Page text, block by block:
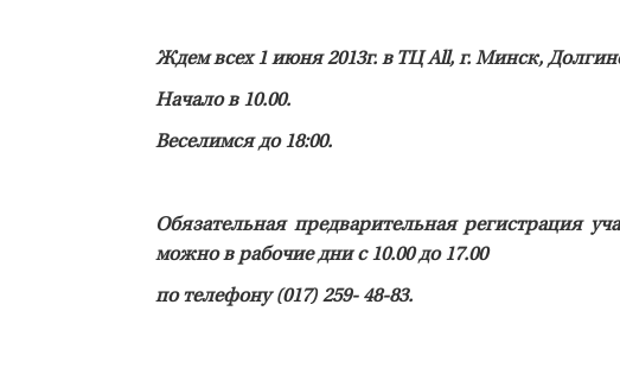
Ждем всех 1 июня 2013г. в ТЦ All, г. Минск,
Начало в 10.00.
Веселимся до 18:00.
Обязательная предварительная регистрация
можно в рабочие дни с 10.00 до 17.00
по телефону (017) 259- 48-83.